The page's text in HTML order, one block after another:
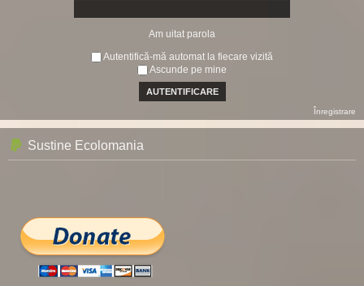
Am uitat parola
Autentifică-mă automat la fiecare vizită
Ascunde pe mine
Înregistrare
Sustine Ecolomania